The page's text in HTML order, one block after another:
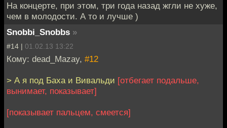
На концерте, при этом, три года назад жгли не хуже,
чем в молодости. А то и лучше )
Snobbi_Snobbs »
#14 | 01.02.13 13:22
Кому: dead_Mazay, #12
> А я под Баха и Вивальди [отбегает подальше,
вынимает, показывает]
[показывает пальцем, смеется]